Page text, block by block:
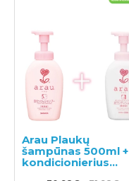
Arau Plaukų
šampūnas 500ml +
kondicionierius